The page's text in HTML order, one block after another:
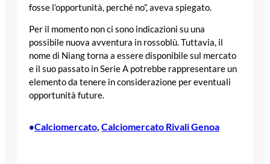
fosse l’opportunità, perché no”, aveva spiegato.
Per il momento non ci sono indicazioni su una
possibile nuova avventura in rossoblù. Tuttavia, il
nome di Niang torna a essere disponibile sul mercato
e il suo passato in Serie A potrebbe rappresentare un
elemento da tenere in considerazione per eventuali
opportunità future.
•Calciomercato Calciomercato Rivali Genoa